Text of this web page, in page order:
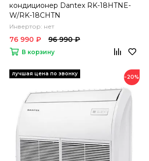
кондиционер Dantex RK-18HTNE-
W/RK-18CHTN
Инвертор: нет
76 990 ₽ 96 990 ₽
В корзину
−20%